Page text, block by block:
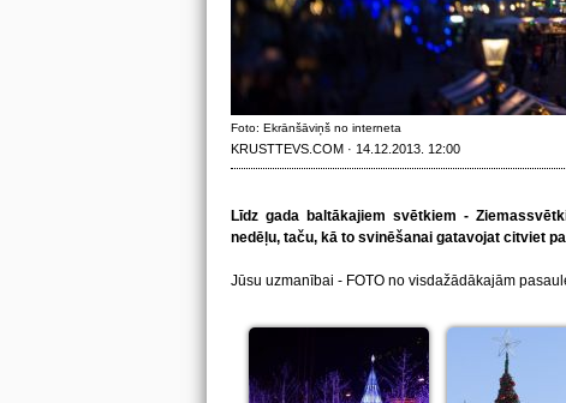
Foto: Ekrānšāviņš no interneta
KRUSTTEVS.COM · 14.12.2013. 12:00
Līdz gada baltākajiem svētkiem -
nedēļu, taču, kā to svinēšanai gatavojat citviet
Jūsu uzmanībai - FOTO no visdažādākajām